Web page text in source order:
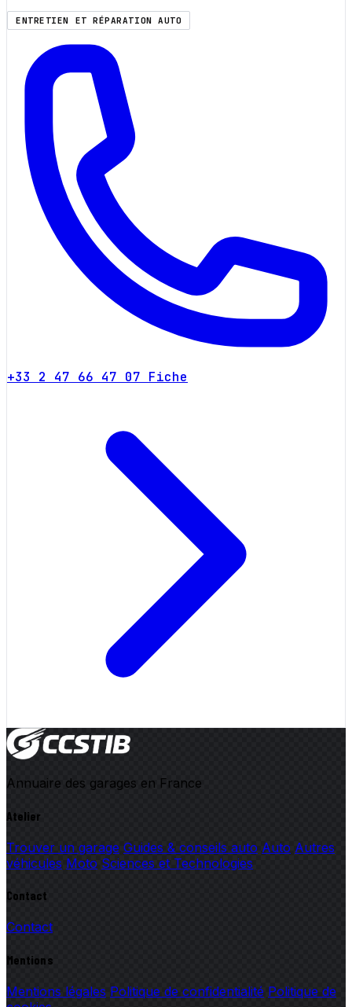
ENTRETIEN ET RÉPARATION AUTO
+33 2 47 66 47 07 Fiche
Annuaire des garages en France
Atelier
Trouver un garage Guides & conseils auto Auto Autres
véhicules Moto Sciences et Technologies
Contact
Contact
Mentions
Mentions légales Politique de confidentialité Politique de